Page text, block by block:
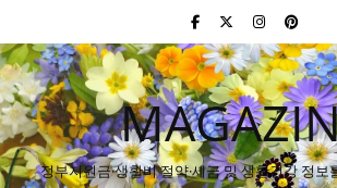
정부지원금·생활비 절약·세금 및 생활건강 정